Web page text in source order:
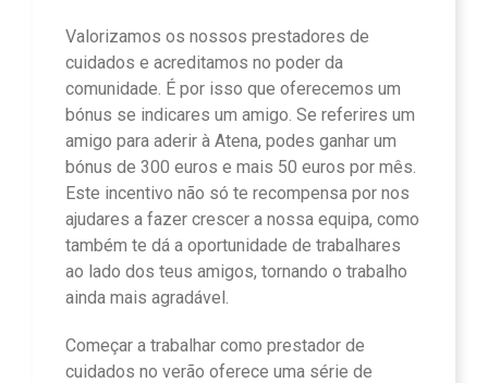
Valorizamos os nossos prestadores de
cuidados e acreditamos no poder da
comunidade. É por isso que oferecemos um
bónus se indicares um amigo. Se referires um
amigo para aderir à Atena, podes ganhar um
bónus de 300 euros e mais 50 euros por mês.
Este incentivo não só te recompensa por nos
ajudares a fazer crescer a nossa equipa, como
também te dá a oportunidade de trabalhares
ao lado dos teus amigos, tornando o trabalho
ainda mais agradável.
Começar a trabalhar como prestador de
cuidados no verão oferece uma série de